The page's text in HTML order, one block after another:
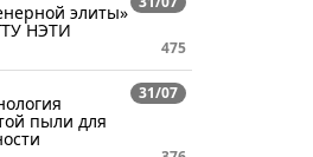
элиты»
НЭТИ
475
31/07
пыли для